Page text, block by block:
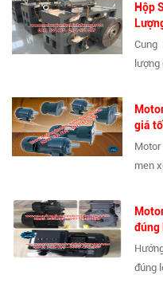
Hộp
giá
men
đúng
đúng